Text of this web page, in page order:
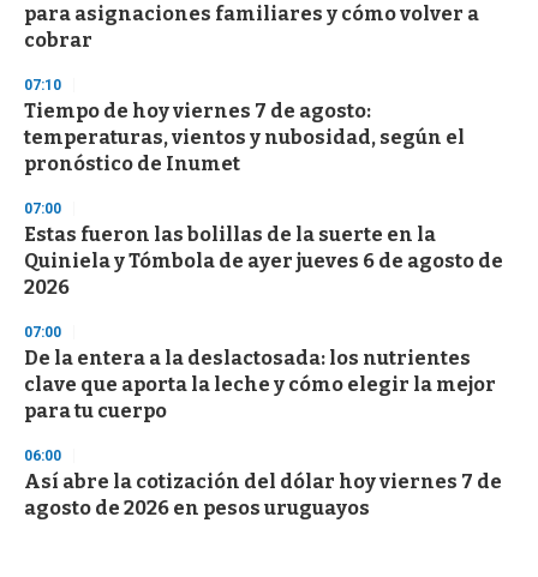
para asignaciones familiares y cómo volver a
cobrar
07:10
Tiempo de hoy viernes 7 de agosto:
temperaturas, vientos y nubosidad, según el
pronóstico de Inumet
07:00
Estas fueron las bolillas de la suerte en la
Quiniela y Tómbola de ayer jueves 6 de agosto de
2026
07:00
De la entera a la deslactosada: los nutrientes
clave que aporta la leche y cómo elegir la mejor
para tu cuerpo
06:00
Así abre la cotización del dólar hoy viernes 7 de
agosto de 2026 en pesos uruguayos